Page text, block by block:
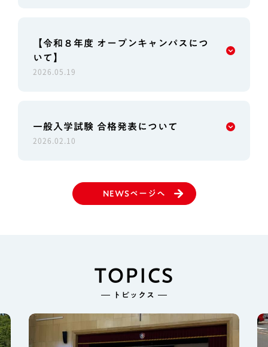
【令和８年度 オープンキャンパスにつ
いて】
2026.05.19
一般入学試験 合格発表について
2026.02.10
NEWSページへ
TOPICS
トピックス